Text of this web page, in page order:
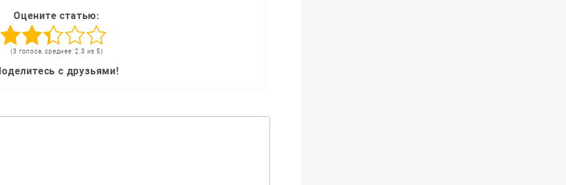
Оцените статью:
(3 голоса, среднее: 2.3 из 5)
с друзьями!